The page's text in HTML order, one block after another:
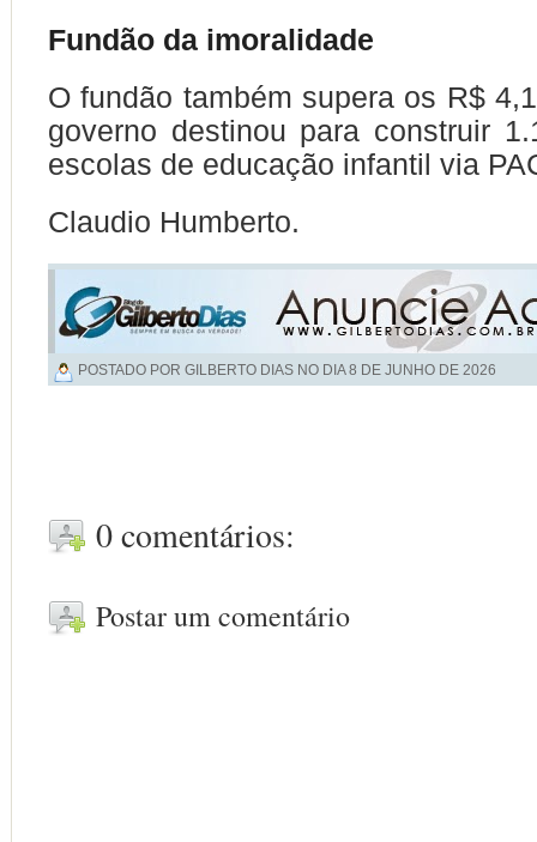
Fundão da imoralidade
O fundão também supera os R$
governo destinou para construir
escolas de educação infantil via
Claudio Humberto.
POSTADO POR GILBERTO DIAS NO DIA8 DE JUNHO DE 2026
0 comentários:
Postar um comentário